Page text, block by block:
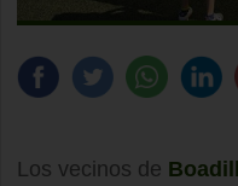
Los vecinos de